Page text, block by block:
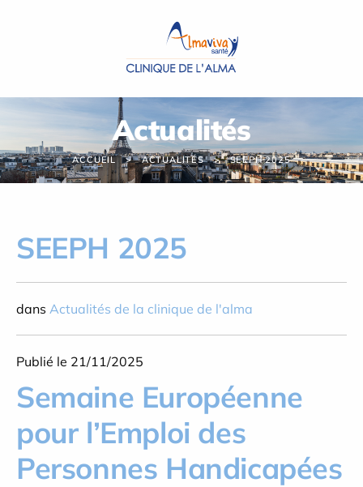
Actualités
ACCUEIL ACTUALITÉS SEEPH 2025
SEEPH 2025
dans Actualités de la clinique de l'alma
Publié le 21/11/2025
Semaine Européenne
pour l’Emploi des
Personnes Handicapées